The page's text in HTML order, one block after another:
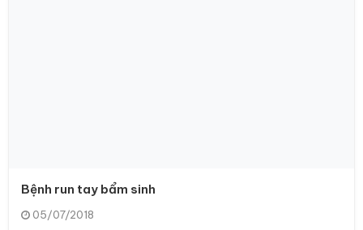
Bệnh run tay bẩm sinh
05/07/2018